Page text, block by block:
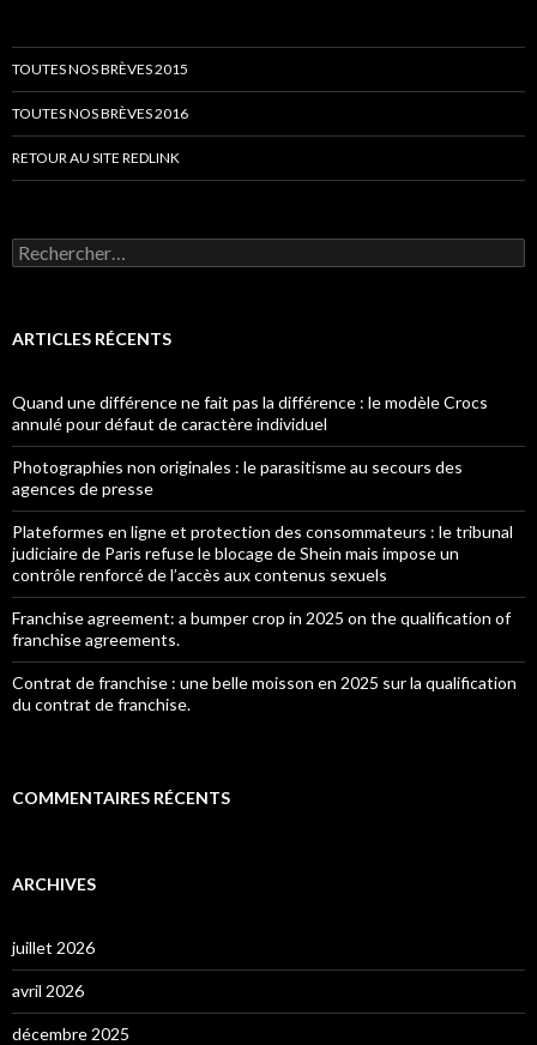
TOUTES NOS BRÈVES 2015
TOUTES NOS BRÈVES 2016
RETOUR AU SITE REDLINK
Rechercher :
ARTICLES RÉCENTS
Quand une différence ne fait pas la différence : le modèle Crocs
annulé pour défaut de caractère individuel
Photographies non originales : le parasitisme au secours des
agences de presse
Plateformes en ligne et protection des consommateurs : le tribunal
judiciaire de Paris refuse le blocage de Shein mais impose un
contrôle renforcé de l’accès aux contenus sexuels
Franchise agreement: a bumper crop in 2025 on the qualification of
franchise agreements.
Contrat de franchise : une belle moisson en 2025 sur la qualification
du contrat de franchise.
COMMENTAIRES RÉCENTS
ARCHIVES
juillet 2026
avril 2026
décembre 2025